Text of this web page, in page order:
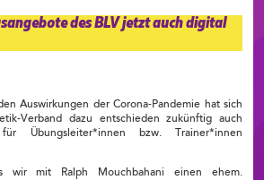
des BLV jetzt auch digital
Auswirkungen der Corona-Pandemie hat sich
Verband dazu entschieden zukünftig auch
für Übungsleiter*innen bzw. Trainer*innen
wir mit Ralph Mouchbahani einen ehem.